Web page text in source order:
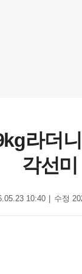
라더
각선미
10:40 수정